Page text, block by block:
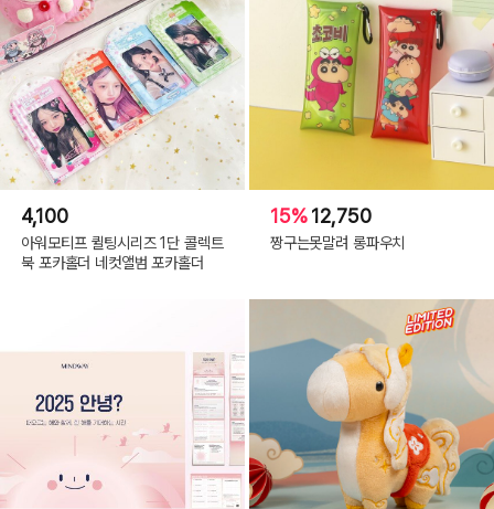
4,100
아워모티프 퀼팅시리즈 1단 콜렉트
북 포카홀더 네컷앨범 포카홀더
15%12,750
짱구는못말려 롱파우치